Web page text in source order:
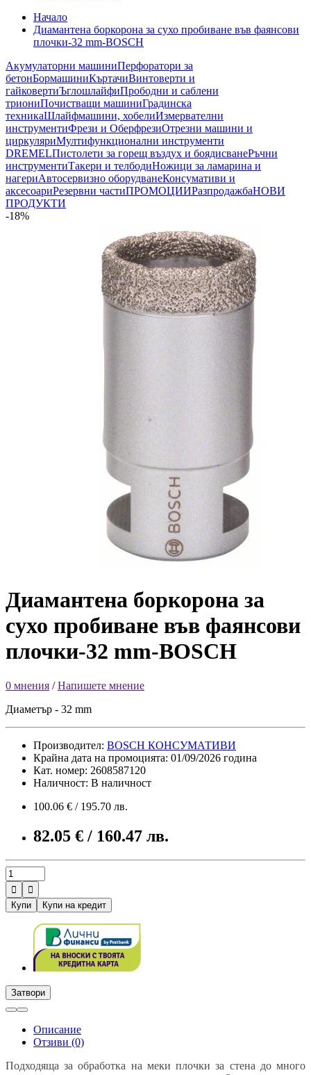
Начало
Диамантена боркорона за сухо пробиване във фаянсови
плочки-32 mm-BOSCH
Акумулаторни машиниПерфоратори за
бетонБормашиниКъртачиВинтоверти и
гайковертиЪглошлайфиПрободни и саблени
триониПочистващи машиниГрадинска
техникаШлайфмашини, хобелиИзмервателни
инструментиФрези и ОберфрезиОтрезни машини и
циркуляриМултифункционални инструменти
DREMELПистолети за горещ въздух и боядисванеРъчни
инструментиТакери и телбодиНожици за ламарина и
нагериАвтосервизно оборудванеКонсумативи и
аксесоариРезервни частиПРОМОЦИИРазпродажбаНОВИ
ПРОДУКТИ
-18%
Диамантена боркорона за
сухо пробиване във фаянсови
плочки-32 mm-BOSCH
0 мнения /Напишете мнение
Диаметър - 32 mm
Производител: BOSCH КОНСУМАТИВИ
Крайна дата на промоцията: 01/09/2026 година
Кат. номер: 2608587120
Наличност: В наличност
100.06 € / 195.70 лв.
82.05 € / 160.47 лв.


Купи
Купи на кредит
Затвори
Описание
Отзиви (0)
Подходяща за обработка на меки плочки за стена до много